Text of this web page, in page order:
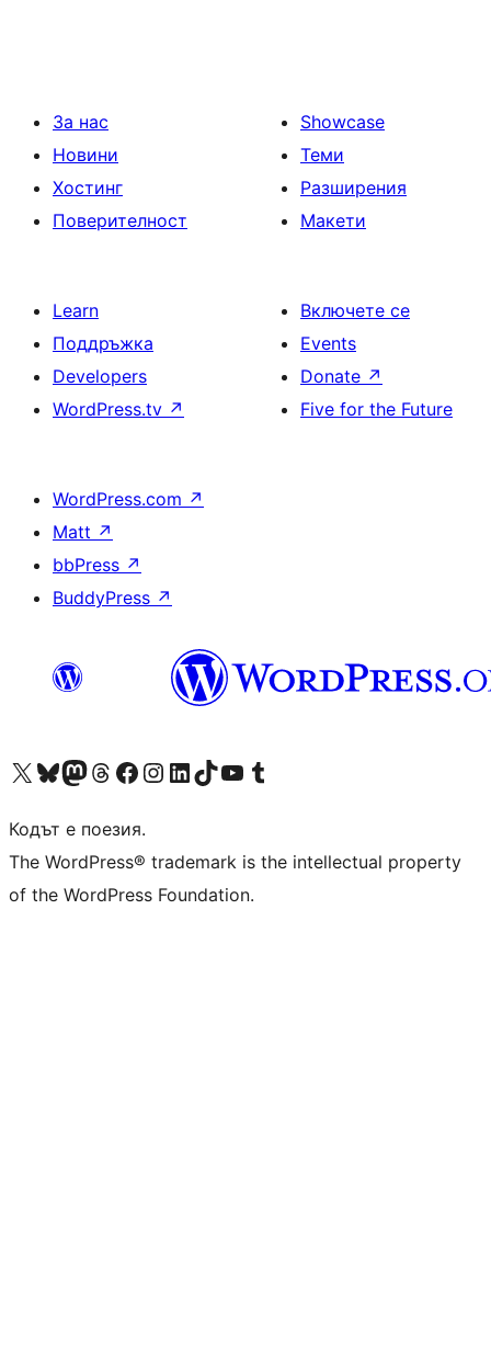
За нас
Новини
Хостинг
Поверителност
Showcase
Теми
Разширения
Макети
Learn
Поддръжка
Developers
WordPress.tv ↗
Включете се
Events
Donate ↗
Five for the Future
WordPress.com ↗
Matt ↗
bbPress ↗
BuddyPress ↗
Visit our X (formerly Twitter) account
Visit our Bluesky account
Visit our Mastodon account
Visit our Threads account
Посетете нашата страница във Facebook
Посетете нашия профил в Instagram
Посетете нашия профил в LinkedIn
Visit our TikTok account
Visit our YouTube channel
Visit our Tumblr account
Кодът е поезия.
The WordPress® trademark is the intellectual property
of the WordPress Foundation.